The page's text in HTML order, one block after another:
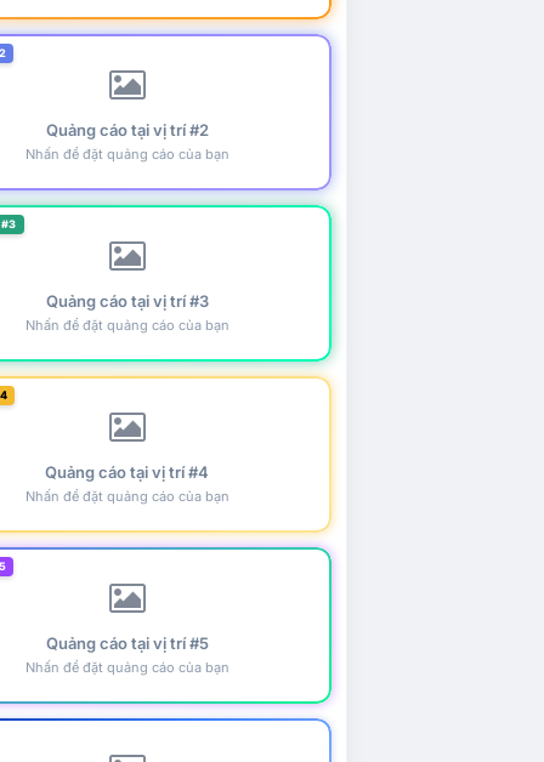
Quảng cáo tại vị trí #2
Nhấn để đặt quảng cáo của bạn
Quảng cáo tại vị trí #3
Nhấn để đặt quảng cáo của bạn
Quảng cáo tại vị trí #4
Nhấn để đặt quảng cáo của bạn
Quảng cáo tại vị trí #5
Nhấn để đặt quảng cáo của bạn